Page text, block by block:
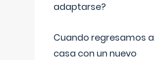
adaptarse?
Cuando regresamos a
casa con un nuevo